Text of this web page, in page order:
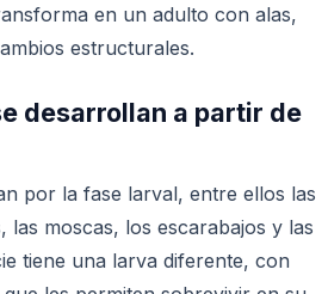
en un adulto con alas,
estructurales.
desarrollan a partir de
por la fase larval, entre ellos las
las moscas, los escarabajos y las
tiene una larva diferente, con